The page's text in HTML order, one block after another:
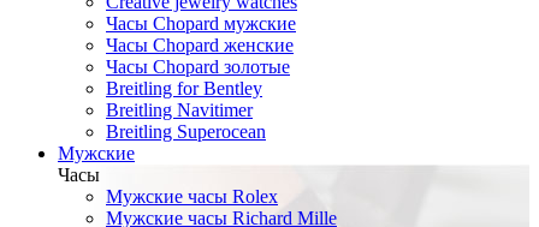
Часы Chopard мужские
Часы Сhopard женские
Часы Сhopard золотые
Breitling for Bentley
Breitling Navitimer
Breitling Superocean
Мужские
Часы
Мужские часы Rolex
Мужские часы Richard Mille